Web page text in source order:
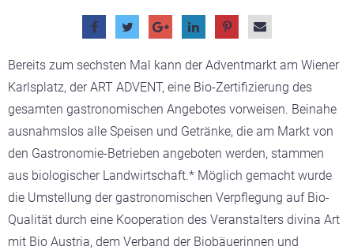
Bereits zum sechsten Mal kann der Adventmarkt am Wiener
Karlsplatz, der ART ADVENT, eine Bio-Zertifizierung des
gesamten gastronomischen Angebotes vorweisen. Beinahe
ausnahmslos alle Speisen und Getränke, die am Markt von
den Gastronomie-Betrieben angeboten werden, stammen
aus biologischer Landwirtschaft.* Möglich gemacht wurde
die Umstellung der gastronomischen Verpflegung auf Bio-
Qualität durch eine Kooperation des Veranstalters divina Art
mit Bio Austria, dem Verband der Biobäuerinnen und